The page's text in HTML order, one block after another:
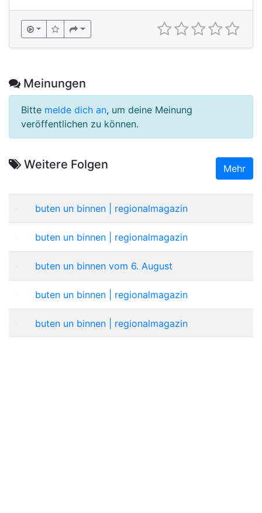
Meinungen
Bitte melde dich an, um deine Meinung
veröffentlichen zu können.
Weitere Folgen Mehr
buten un binnen | regionalmagazin
buten un binnen | regionalmagazin
buten un binnen vom 6. August
buten un binnen | regionalmagazin
buten un binnen | regionalmagazin